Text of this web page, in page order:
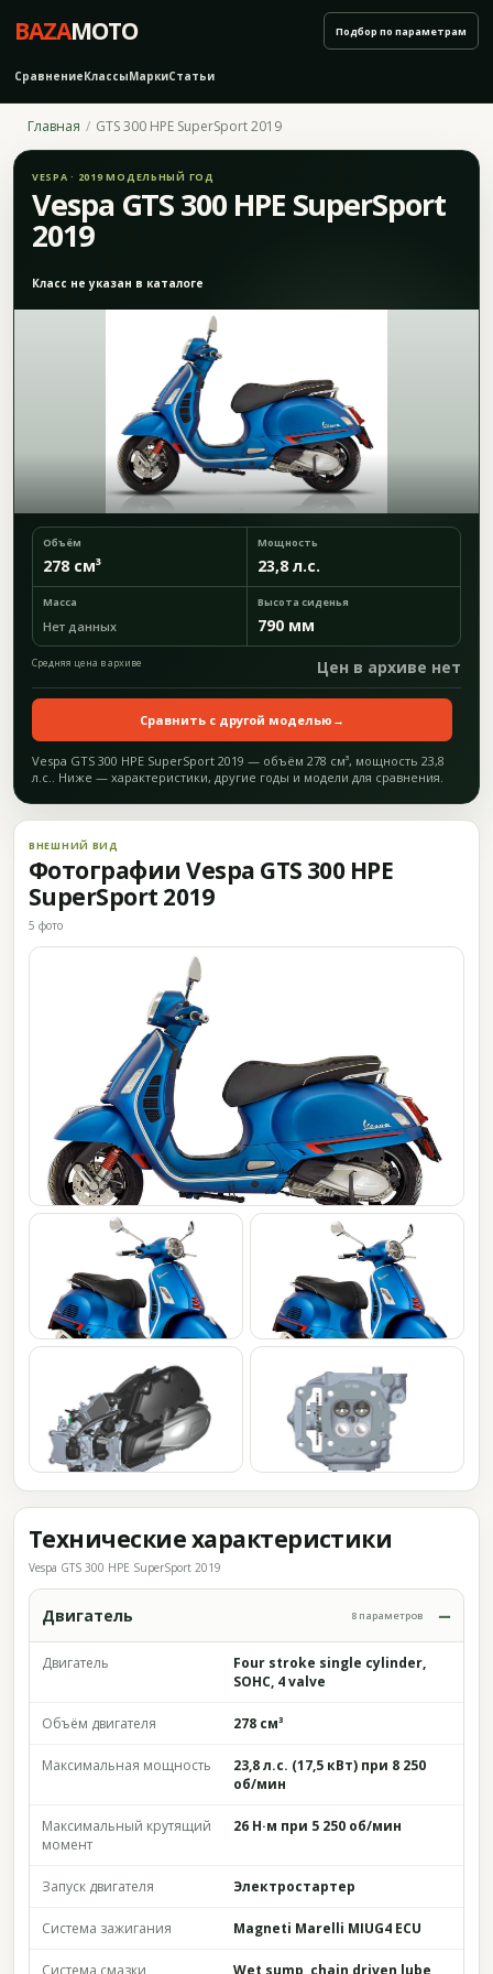
BAZAMOTO
СравнениеКлассыМаркиСтатьи
Подбор по параметрам
Главная GTS 300 HPE SuperSport 2019
VESPA · 2019 МОДЕЛЬНЫЙ ГОД
Vespa GTS 300 HPE SuperSport
2019
Класс не указан в каталоге
Объём
278 см³
Мощность
23,8 л.с.
Масса
Нет данных
Высота сиденья
790 мм
Средняя цена в архиве Цен в архиве нет
Сравнить с другой моделью →
Vespa GTS 300 HPE SuperSport 2019 — объём 278 см³, мощность 23,8
л.с.. Ниже — характеристики, другие годы и модели для сравнения.
ВНЕШНИЙ ВИД
Фотографии Vespa GTS 300 HPE
SuperSport 2019
5 фото
Технические характеристики
Vespa GTS 300 HPE SuperSport 2019
Двигатель 8 параметров
Двигатель
Four stroke single cylinder,
SOHC, 4 valve
Объём двигателя 278 см³
Максимальная мощность
23,8 л.с. (17,5 кВт) при 8 250
об/мин
Максимальный крутящий
момент
26 Н·м при 5 250 об/мин
Запуск двигателя Электростартер
Система зажигания Magneti Marelli MIUG4 ECU
Система смазки Wet sump, chain driven lube